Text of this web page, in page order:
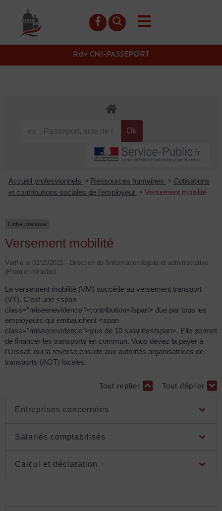
principal
Rdv CNI-PASSEPORT
Accueil professionnels > Ressources humaines > Cotisations
et contributions sociales de l'employeur
> Versement mobilité
Fiche pratique
Versement mobilité
Vérifié le 02/11/2021 - Direction de l'information légale et administrative
(Premier ministre)
Le versement mobilité (VM) succède au versement transport
(VT). C'est une <span
class="miseenevidence">contribution</span> due par tous les
employeurs qui embauchent <span
class="miseenevidence">plus de 10 salariés</span>. Elle permet
de financer les transports en commun. Vous devez la payer à
l'Urssaf, qui la reverse ensuite aux autorités organisatrices de
transports (AOT) locales.
Tout replier Tout déplier
Entreprises concernées
Salariés comptabilisés
Calcul et déclaration